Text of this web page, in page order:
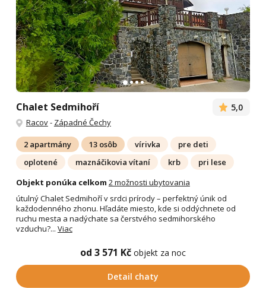
Chalet Sedmihoří 5,0
Racov- Západné Čechy
2 apartmány 13 osôb vírivka
pre deti
oplotené
maznáčikovia vítaní krb
pri lese
Objekt ponúka celkom 2 možnosti ubytovania
útulný Chalet Sedmihoří v srdci prírody – perfektný únik od
každodenného zhonu. Hľadáte miesto, kde si oddýchnete od
ruchu mesta a nadýchate sa čerstvého sedmihorského
vzduchu?... Viac
od 3 571 Kč objekt za noc
Detail chaty